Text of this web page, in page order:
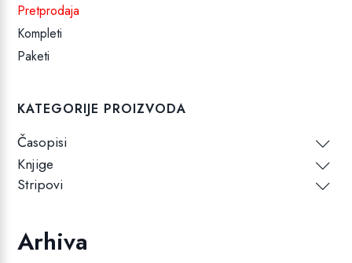
Pretprodaja
Kompleti
Paketi
KATEGORIJE PROIZVODA
Časopisi
Knjige
Stripovi
Arhiva